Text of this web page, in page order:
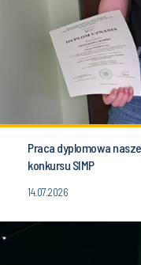
Praca dyplomowa
konkursu SIMP
14.07.2026